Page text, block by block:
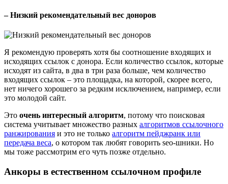
– Низкий рекомендательный вес доноров
Я рекомендую проверять хотя бы соотношение входящих и
исходящих ссылок с донора. Если количество ссылок, которые
исходят из сайта, в два в три раза больше, чем количество
входящих ссылок – это площадка, на которой, скорее всего,
нет ничего хорошего за редким исключением, например, если
это молодой сайт.
Это очень интересный алгоритм, потому что поисковая
система учитывает множество разных алгоритмов ссылочного
ранжирования и это не только алгоритм пейджранк или
передача веса, о котором так любят говорить seo-шники. Но
мы тоже рассмотрим его чуть позже отдельно.
Анкоры в естественном ссылочном профиле